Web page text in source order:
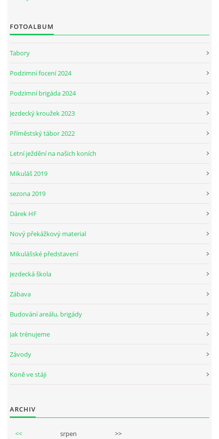
JARNÍ BRIGÁDA SE ODKLÁDÁ.
PÁTEČNÍ KROUŽEK " ŠKOLA JEZDECTVÍ " BUDE ZAHÁJEN
ČLENOVÉ JK CABALLERO Z RYCHVALDU
PODZIMNÍ BRIGÁDA 4.10.2025
FOTOALBUM
Tabory
Podzimní focení 2024
Podzimní brigáda 2024
Jezdecký kroužek 2023
Příměstský tábor 2022
Letní ježdění na našich koních
Mikuláš 2019
sezona 2019
Dárek HF
Nový překážkový material
Mikulášské představení
Jezdecká škola
Zábava
Budování areálu, brigády
Jak trénujeme
Závody
Koně ve stáji
ARCHIV
<< srpen >>